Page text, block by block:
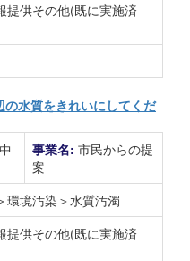
提供その他(既に実施済
水質をきれいにしてくだ
中
事業名: 市民からの提
案
環境汚染＞水質汚濁
提供その他(既に実施済